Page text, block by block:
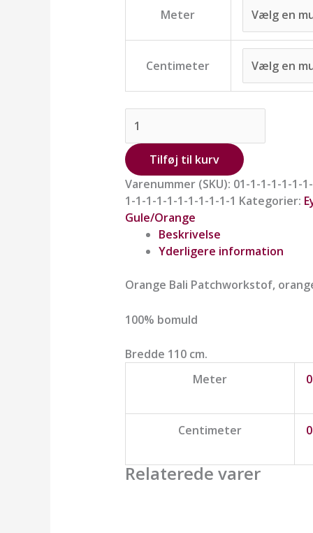
Meter
Centimeter
Tilføj til kurv
Varenummer (SKU): 01-1-1-1-1-1-
1-1-1-1-1-1-1-1-1-1-1 Kategorier:
Gule/Orange
Beskrivelse
Yderligere information
Orange Bali Patchworkstof,
100% bomuld
Bredde 110 cm.
Meter
Centimeter
Relaterede varer